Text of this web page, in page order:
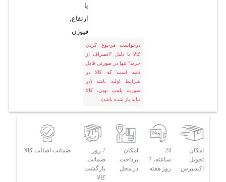
يا
ارتفاع,
فیوژن
درخواست مرجوع کردن
کالا با دلیل "انصراف از
خرید" تنها در صورتی قابل
تایید است که کالا در
شرایط اولیه باشد (در
صورت پلمپ بودن، کالا
نباید باز شده باشد).
امکان
تحویل
اکسپرس
24
ساعته، 7
روز هفته
امکان
پرداخت
در محل
7 روز
ضمانت
بازگشت
کالا
ضمانت اصالت کالا